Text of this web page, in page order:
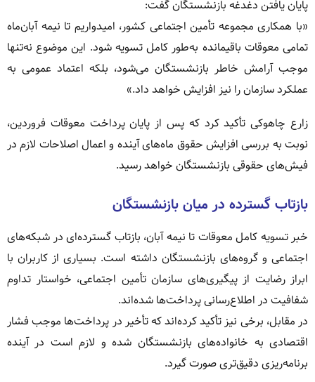
پایان یافتن دغدغه بازنشستگان گفت:
«با همکاری مجموعه تأمین اجتماعی کشور، امیدواریم تا نیمه آبان‌ماه
تمامی معوقات باقیمانده به‌طور کامل تسویه شود. این موضوع نه‌تنها
موجب آرامش خاطر بازنشستگان می‌شود، بلکه اعتماد عمومی به
عملکرد سازمان را نیز افزایش خواهد داد.»
زارع چاهوکی تأکید کرد که پس از پایان پرداخت معوقات فروردین،
نوبت به بررسی افزایش حقوق ماه‌های آینده و اعمال اصلاحات لازم در
فیش‌های حقوقی بازنشستگان خواهد رسید.
بازتاب گسترده در میان بازنشستگان
خبر تسویه کامل معوقات تا نیمه آبان، بازتاب گسترده‌ای در شبکه‌های
اجتماعی و گروه‌های بازنشستگان داشته است. بسیاری از کاربران با
ابراز رضایت از پیگیری‌های سازمان تأمین اجتماعی، خواستار تداوم
شفافیت در اطلاع‌رسانی پرداخت‌ها شده‌اند.
در مقابل، برخی نیز تأکید کرده‌اند که تأخیر در پرداخت‌ها موجب فشار
اقتصادی به خانواده‌های بازنشستگان شده و لازم است در آینده
برنامه‌ریزی دقیق‌تری صورت گیرد.